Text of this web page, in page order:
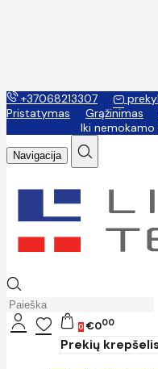
+37068213307
Pristatymas
Grąžinimas
Iki
Navigacija
0 €000
Prekių